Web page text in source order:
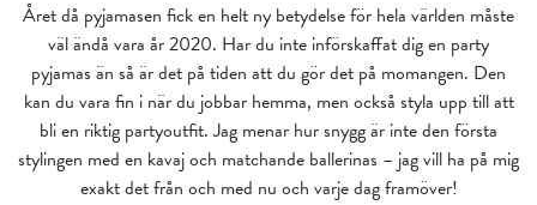
Året då pyjamasen fick en helt ny betydelse för hela världen måste
väl ändå vara år 2020. Har du inte införskaffat dig en party
pyjamas än så är det på tiden att du gör det på momangen. Den
kan du vara fin i när du jobbar hemma, men också styla upp till att
bli en riktig partyoutfit. Jag menar hur snygg är inte den första
stylingen med en kavaj och matchande ballerinas – jag vill ha på mig
exakt det från och med nu och varje dag framöver!